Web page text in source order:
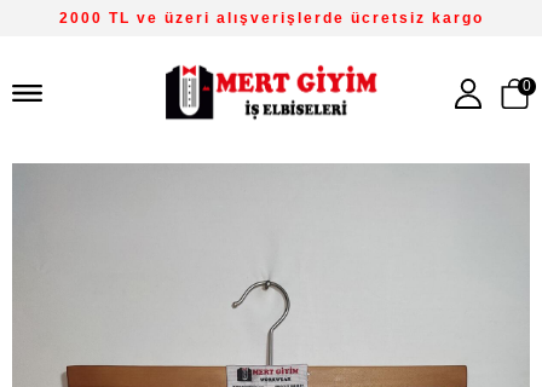
2000 TL ve üzeri alışverişlerde ücretsiz kargo
0